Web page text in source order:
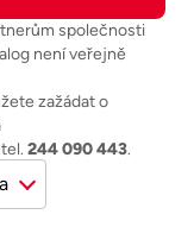
společnosti
není veřejně
zažádat o
244 090 443.